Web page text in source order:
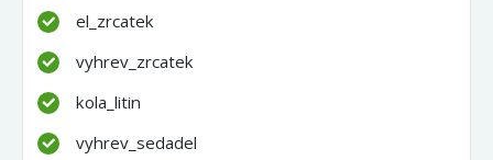
el_zrcatek
vyhrev_zrcatek
kola_litin
vyhrev_sedadel